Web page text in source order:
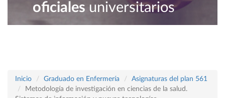
oficiales universitarios
Inicio Graduado en Enfermería
Asignaturas del plan 561
Metodología de investigación en ciencias de la salud.